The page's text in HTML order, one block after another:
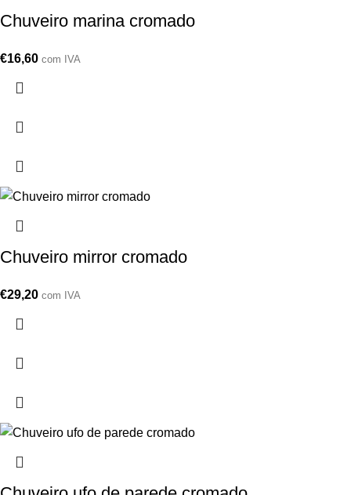
Chuveiro marina cromado
€16,60 com IVA
Chuveiro mirror cromado
€29,20 com IVA